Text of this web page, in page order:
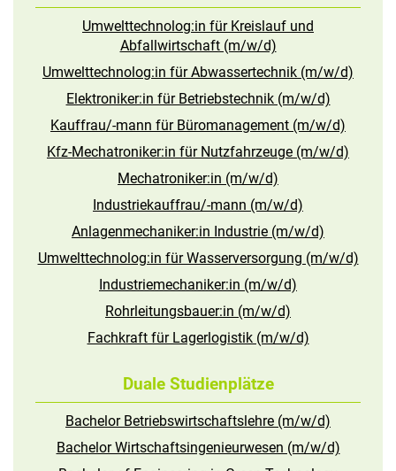
Umwelttechnolog:in für Kreislauf und
Abfallwirtschaft (m/w/d)
Umwelttechnolog:in für Abwassertechnik (m/w/d)
Elektroniker:in für Betriebstechnik (m/w/d)
Kauffrau/-mann für Büromanagement (m/w/d)
Kfz-Mechatroniker:in für Nutzfahrzeuge (m/w/d)
Mechatroniker:in (m/w/d)
Industriekauffrau/-mann (m/w/d)
Anlagenmechaniker:in Industrie (m/w/d)
Umwelttechnolog:in für Wasserversorgung (m/w/d)
Industriemechaniker:in (m/w/d)
Rohrleitungsbauer:in (m/w/d)
Fachkraft für Lagerlogistik (m/w/d)
Duale Studienplätze
Bachelor Betriebswirtschaftslehre (m/w/d)
Bachelor Wirtschaftsingenieurwesen (m/w/d)